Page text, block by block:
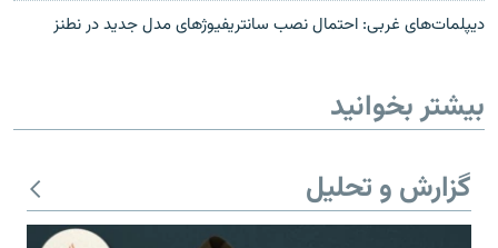
دیپلمات‌های غربی: احتمال نصب سانتریفیوژهای مدل جدید در نطنز
بیشتر بخوانید
گزارش و تحلیل